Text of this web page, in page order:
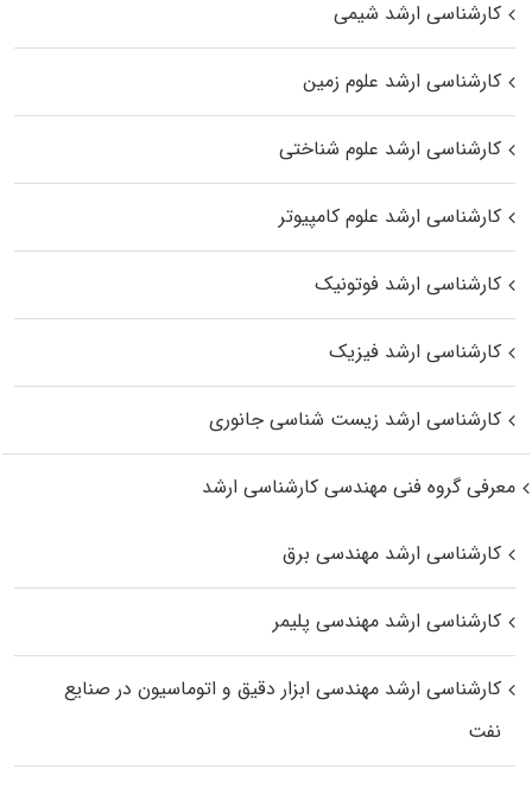
کارشناسی ارشد شیمی
کارشناسی ارشد علوم زمین
کارشناسی ارشد علوم شناختی
کارشناسی ارشد علوم کامپیوتر
کارشناسی ارشد فوتونیک
کارشناسی ارشد فیزیک
کارشناسی ارشد زیست‌ شناسی جانوری
معرفی گروه فنی مهندسی کارشناسی ارشد
کارشناسی ارشد مهندسی برق
کارشناسی ارشد مهندسی پلیمر
کارشناسی ارشد مهندسی ابزار دقیق و اتوماسیون در صنایع
نفت